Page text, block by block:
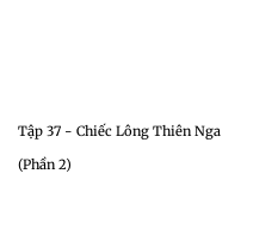
Tập 37 - Chiếc Lông Thiên Nga
(Phần 2)